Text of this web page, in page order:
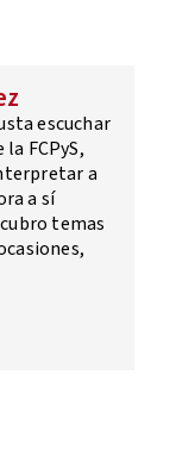
escuchar
FCPyS,
a
a sí
temas